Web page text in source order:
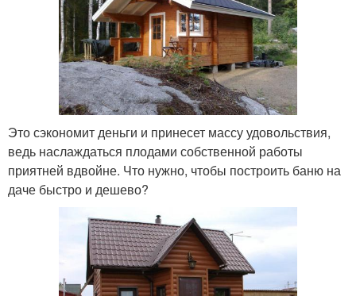
Это сэкономит деньги и принесет массу удовольствия,
ведь наслаждаться плодами собственной работы
приятней вдвойне. Что нужно, чтобы построить баню на
даче быстро и дешево?